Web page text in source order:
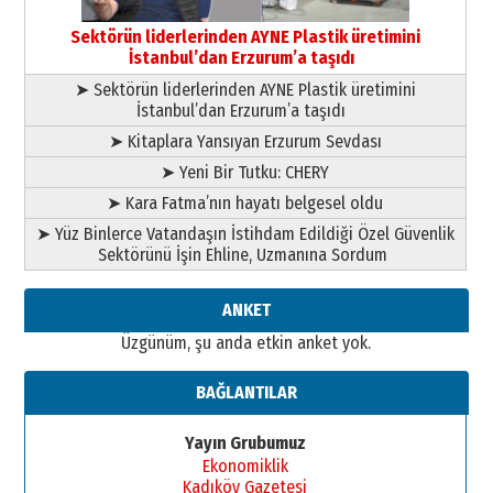
Başkan Sekmen’den Erzurum’a
bir vizyon proje daha!
02 Ağustos 2026 Pazar
Sektörün liderlerinden AYNE Plastik üretimini
İstanbul’dan Erzurum’a taşıdı
➤ Sektörün liderlerinden AYNE Plastik üretimini
İstanbul’dan Erzurum’a taşıdı
➤ Kitaplara Yansıyan Erzurum Sevdası
➤ Yeni Bir Tutku: CHERY
➤ Kara Fatma’nın hayatı belgesel oldu
➤ Yüz Binlerce Vatandaşın İstihdam Edildiği Özel Güvenlik
Sektörünü İşin Ehline, Uzmanına Sordum
ANKET
Üzgünüm, şu anda etkin anket yok.
BAĞLANTILAR
Yayın Grubumuz
Ekonomiklik
Kadıköy Gazetesi